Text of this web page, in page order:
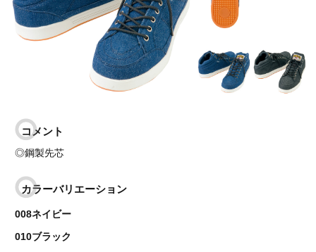
コメント
◎鋼製先芯
カラーバリエーション
008ネイビー
010ブラック